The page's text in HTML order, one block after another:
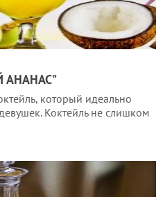
АНАНАС"
который идеально
Коктейль не слишком